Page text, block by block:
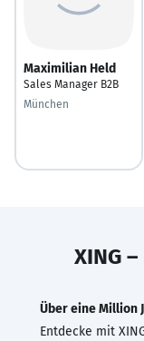
Maximilian Held
Sales Manager B2B
München
XING
Über eine Million
Entdecke mit